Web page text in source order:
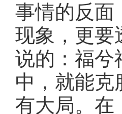
事情的反面
现象，更要
说的：福兮
中，就能克
有大局。在